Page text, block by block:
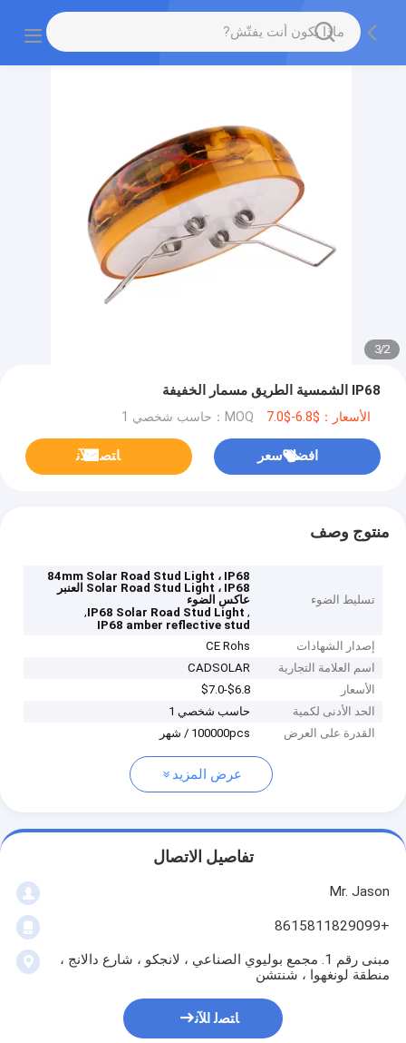
2
/
3
IP68 الشمسية الطريق مسمار الخفيفة
الأسعار：$6.8-$7.0 MOQ：حاسب شخصي 1
افضل سعر ﺎﺘﺼﻟ ﺍﻶﻧ
منتوج وصف
تسليط الضوء
84mm Solar Road Stud Light ، IP68
Solar Road Stud Light ، IP68 العنبر
عاكس الضوء
,
IP68 Solar Road Stud Light
,
IP68 amber reflective stud
إصدار الشهادات
CE Rohs
اسم العلامة التجارية
CADSOLAR
الأسعار
$6.8-$7.0
الحد الأدنى لكمية
حاسب شخصي 1
القدرة على العرض
100000pcs / شهر
عرض المزيد
تفاصيل الاتصال
Mr. Jason
+8615811829099
مبنى رقم 1. مجمع بوليوي الصناعي ، لانجكو ، شارع دالانج ،
منطقة لونغهوا ، شنتشن
ﺎﺘﺼﻟ ﺍﻶﻧ